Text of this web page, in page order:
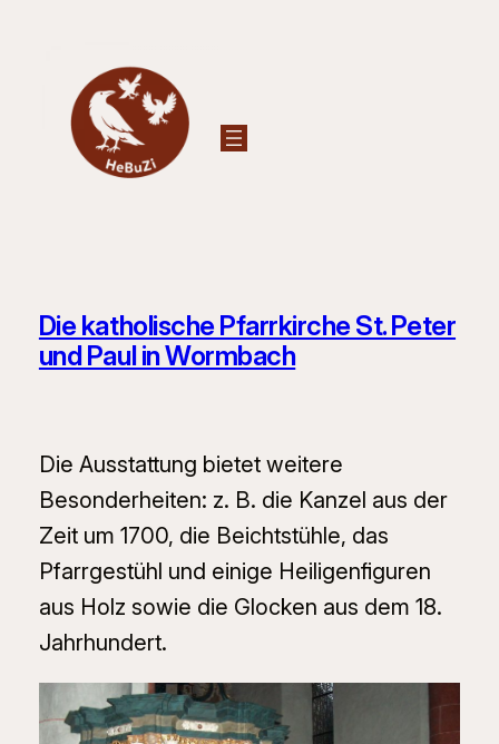
Die katholische Pfarrkirche St. Peter
und Paul in Wormbach
Die Ausstattung bietet weitere
Besonderheiten: z. B. die Kanzel aus der
Zeit um 1700, die Beichtstühle, das
Pfarrgestühl und einige Heiligenfiguren
aus Holz sowie die Glocken aus dem 18.
Jahrhundert.